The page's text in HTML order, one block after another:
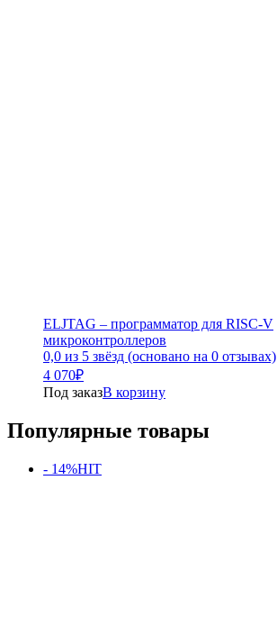
ELJTAG – программатор для RISC-V
микроконтроллеров
0,0 из 5 звёзд (основано на 0 отзывах)
4 070₽
Под заказВ корзину
Популярные товары
- 14%HIT